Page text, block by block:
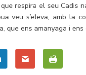
respira el seu Cadis
veu s’eleva, amb la
que ens amanyaga i ens